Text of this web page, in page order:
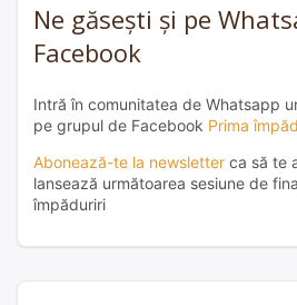
Ne găsești și pe
Facebook
Intră în comunitatea de Whatsapp
pe grupul de Facebook Prima
Abonează-te la newsletter ca să te
lansează următoarea sesiune de
împăduriri